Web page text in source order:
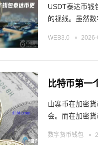
USDT泰达币钱
的视线。虽然
WEB3.0 2026-
比特币第一
山寨币在加密
会。而在加密
数字货币钱包